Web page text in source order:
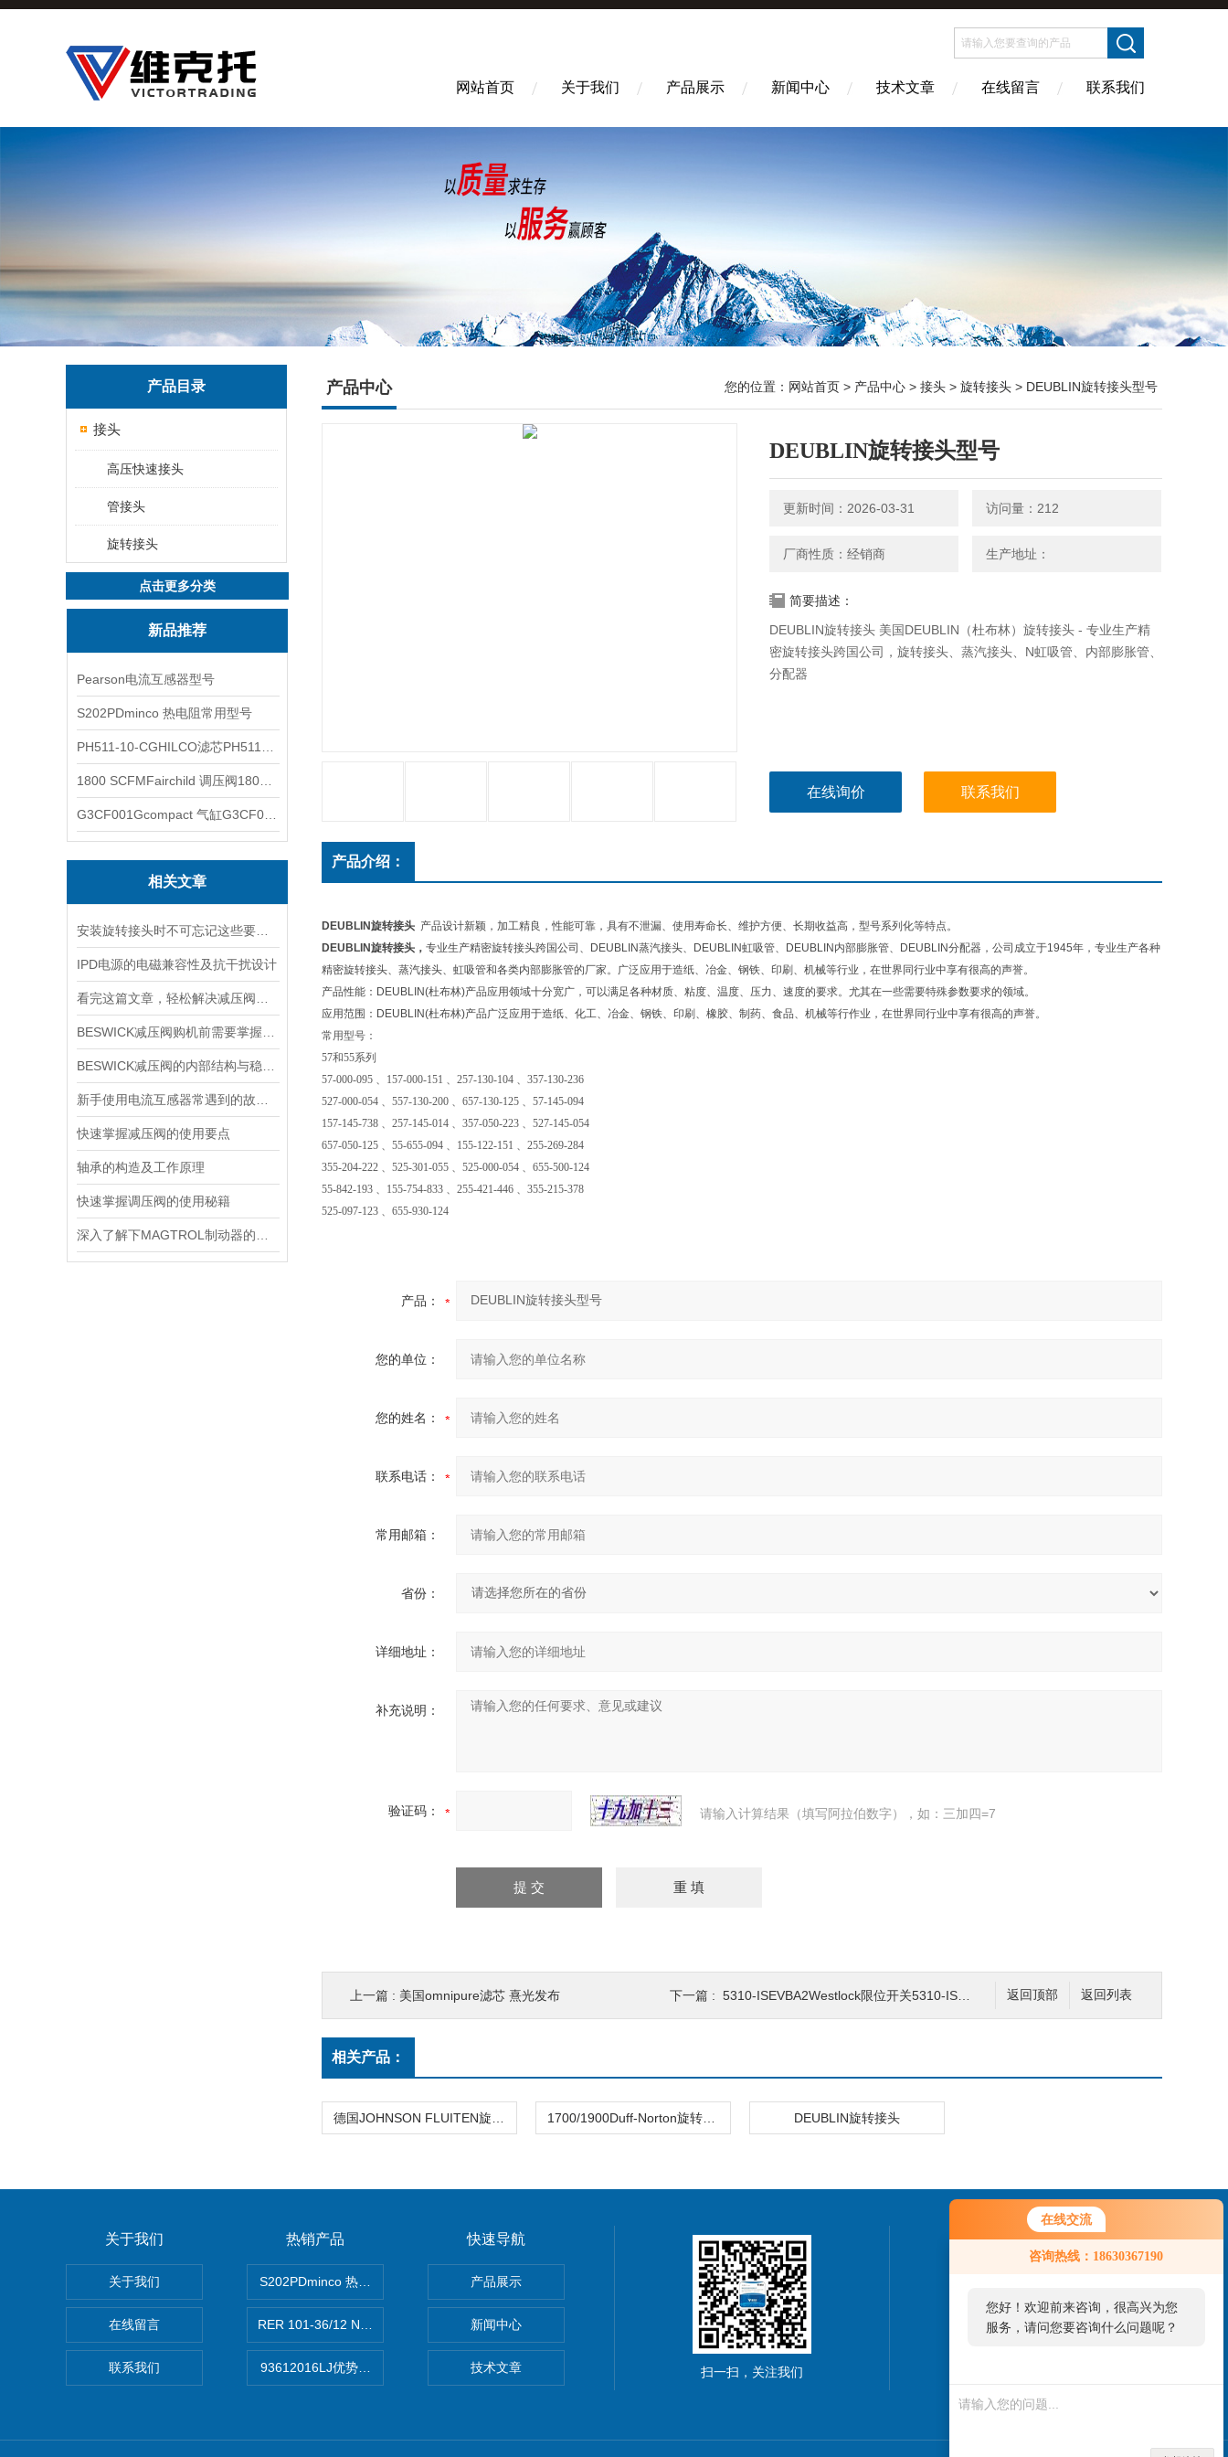
在线交流
咨询热线：18630367190
您好！欢迎前来咨询，很高兴为您
服务，请问您要咨询什么问题呢？
了需求产品，您可以直接在线与我
联系！
网站首页 关于我们 产品展示 新闻中心 技术文章 在线留言 联系我们
产品目录
接头
高压快速接头
管接头
旋转接头
点击更多分类
新品推荐
Pearson电流互感器型号
S202PDminco 热电阻常用型号
相关文章
IPD电源的电磁兼容性及抗干扰设计
快速掌握减压阀的使用要点
轴承的构造及工作原理
快速掌握调压阀的使用秘籍
产品中心 您的位置： 网站首页 > 产品中心 > 接头 > 旋转接头 > DEUBLIN旋转接头型号
DEUBLIN旋转接头型号
更新时间：2026-03-31 访问量：212
厂商性质：经销商 生产地址：
简要描述：
DEUBLIN旋转接头 美国DEUBLIN（杜布林）旋转接头 - 专业生产精
密旋转接头跨国公司，旋转接头、蒸汽接头、N虹吸管、内部膨胀管、
分配器
在线询价 联系我们
产品介绍：
DEUBLIN旋转接头 产品设计新颖，加工精良，性能可靠，具有不泄漏、使用寿命长、维护方便、长期收益高，型号系列化等特点。
DEUBLIN旋转接头 ， 专业生产精密旋转接头跨国公司、DEUBLIN蒸汽接头、DEUBLIN虹吸管、DEUBLIN内部膨胀管、DEUBLIN分配器，公司成立于1945年，专业生产各种
精密旋转接头、蒸汽接头、虹吸管和各类内部膨胀管的厂家。广泛应用于造纸、冶金、钢铁、印刷、机械等行业，在世界同行业中享有很高的声誉。
产品性能：DEUBLIN(杜布林)产品应用领域十分宽广，可以满足各种材质、粘度、温度、压力、速度的要求。尤其在一些需要特殊参数要求的领域。
应用范围：DEUBLIN(杜布林)产品广泛应用于造纸、化工、冶金、钢铁、印刷、橡胶、制药、食品、机械等行作业，在世界同行业中享有很高的声誉。
常用型号：
57和55系列
57-000-095 、157-000-151 、257-130-104 、357-130-236
527-000-054 、557-130-200 、657-130-125 、57-145-094
157-145-738 、257-145-014 、357-050-223 、527-145-054
657-050-125 、55-655-094 、155-122-151 、255-269-284
355-204-222 、525-301-055 、525-000-054 、655-500-124
55-842-193 、155-754-833 、255-421-446 、355-215-378
525-097-123 、655-930-124
产品：
您的单位：
您的姓名：
联系电话：
常用邮箱：
省份：
详细地址：
补充说明：
验证码： 请输入计算结果（填写阿拉伯数字），如：三加四=7
返回列表
返回顶部
上一篇 : 美国omnipure滤芯 熹光发布 下一篇 : 5310-ISEVBA2Westlock限位开关5310-ISEVBA2
相关产品：
DEUBLIN旋转接头
关于我们
关于我们
在线留言
联系我们
热销产品
S202PDminco 热电阻
RER 101-36/12 NHH离心EBMPAPST 风扇
93612016LJ优势供应美国BEI编码器
快速导航
产品展示
新闻中心
技术文章 扫一扫，关注我们
联系我们
0335-7838737